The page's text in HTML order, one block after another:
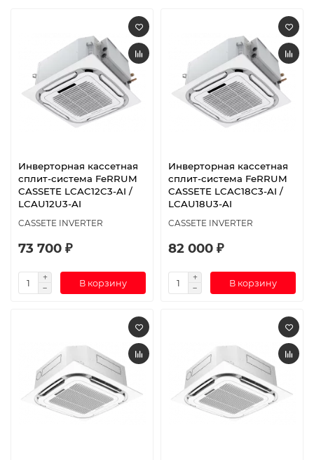
Инверторная кассетная
сплит-система FeRRUM
CASSETE LCAC12C3-AI /
LCAU12U3-AI
CASSETE INVERTER
73 700 ₽
В корзину
Инверторная кассетная
сплит-система FeRRUM
CASSETE LCAC18C3-AI /
LCAU18U3-AI
CASSETE INVERTER
82 000 ₽
В корзину